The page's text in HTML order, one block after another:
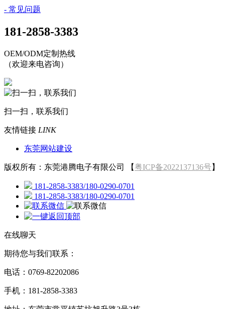
- 常见问题
181-2858-3383
OEM/ODM定制热线
（欢迎来电咨询）
扫一扫，联系我们
友情链接 LINK
东莞网站建设
版权所有：东莞港腾电子有限公司 【粤ICP备2022137136号】
181-2858-3383/180-0290-0701
181-2858-3383/180-0290-0701
在线聊天
期待您与我们联系：
电话：0769-82202086
手机：181-2858-3383